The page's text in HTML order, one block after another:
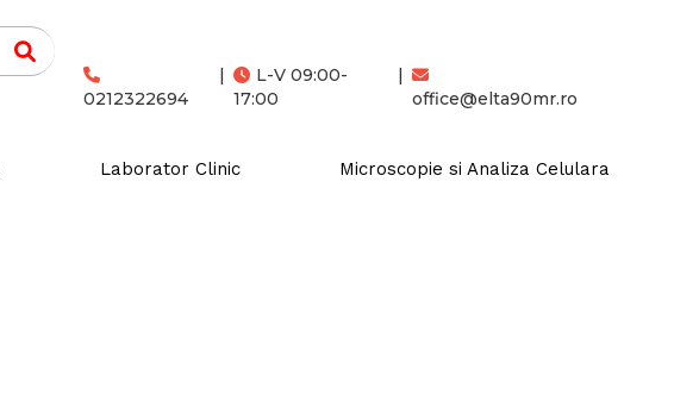
0212322694
|
L-V 09:00-
17:00
|
office@elta90mr.ro
Laborator Clinic Microscopie si Analiza Celulara